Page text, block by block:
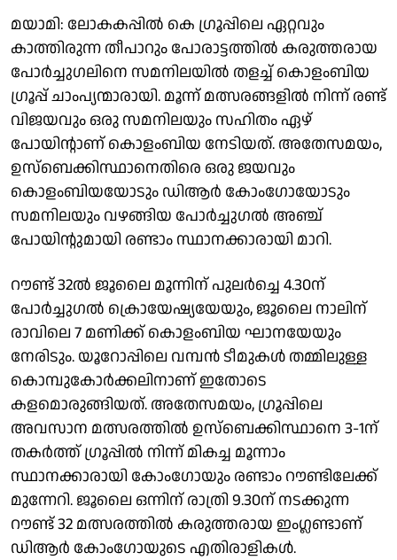
മയാമി: ലോകകപ്പിൽ കെ ഗ്രൂപ്പിലെ ഏറ്റവും
കാത്തിരുന്ന തീപാറും പോരാട്ടത്തിൽ കരുത്തരായ
പോർച്ചുഗലിനെ സമനിലയിൽ തളച്ച് കൊളംബിയ
ഗ്രൂപ്പ് ചാംപ്യന്മാരായി. മൂന്ന് മത്സരങ്ങളിൽ നിന്ന് രണ്ട്
വിജയവും ഒരു സമനിലയും സഹിതം ഏഴ്
പോയിൻ്റാണ് കൊളംബിയ നേടിയത്. അതേസമയം,
ഉസ്‌ബെക്കിസ്ഥാനെതിരെ ഒരു ജയവും
കൊളംബിയയോടും ഡിആർ കോംഗോയോടും
സമനിലയും വഴങ്ങിയ പോർച്ചുഗൽ അഞ്ച്
പോയിൻ്റുമായി രണ്ടാം സ്ഥാനക്കാരായി മാറി.
റൗണ്ട് 32ൽ ജൂലൈ മൂന്നിന് പുലർച്ചെ 4.30ന്
പോർച്ചുഗൽ ക്രൊയേഷ്യയേയും, ജൂലൈ നാലിന്
രാവിലെ 7 മണിക്ക് കൊളംബിയ ഘാനയേയും
നേരിടും. യൂറോപ്പിലെ വമ്പൻ ടീമുകൾ തമ്മിലുള്ള
കൊമ്പുകോർക്കലിനാണ് ഇതോടെ
കളമൊരുങ്ങിയത്. അതേസമയം, ഗ്രൂപ്പിലെ
അവസാന മത്സരത്തിൽ ഉസ്ബെക്കിസ്ഥാനെ 3-1ന്
തകർത്ത് ഗ്രൂപ്പിൽ നിന്ന് മികച്ച മൂന്നാം
സ്ഥാനക്കാരായി കോംഗോയും രണ്ടാം റൗണ്ടിലേക്ക്
മുന്നേറി. ജൂലൈ ഒന്നിന് രാത്രി 9.30ന് നടക്കുന്ന
റൗണ്ട് 32 മത്സരത്തിൽ കരുത്തരായ ഇംഗ്ലണ്ടാണ്
ഡിആർ കോംഗോയുടെ എതിരാളികൾ.